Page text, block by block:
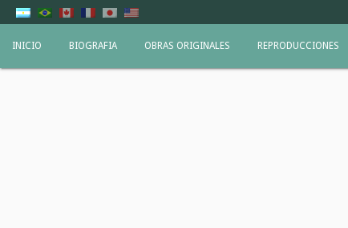
INICIO BIOGRAFIA OBRAS ORIGINALES REPRODUCCIONES